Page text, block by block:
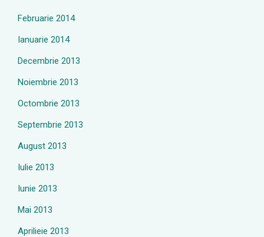
Februarie 2014
Ianuarie 2014
Decembrie 2013
Noiembrie 2013
Octombrie 2013
Septembrie 2013
August 2013
Iulie 2013
Iunie 2013
Mai 2013
Aprilieie 2013